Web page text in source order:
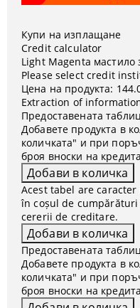
Купи на изплащане
Credit calculator
Light Magenta мастило
Please select credit
Цена на продукта:
Extraction of
Предоставената
Добавете продукта в
количката" и при
броя вноски на
Acest tabel are
în coșul de
cererii de creditare.
Предоставената
Добавете продукта в
количката" и при
броя вноски на